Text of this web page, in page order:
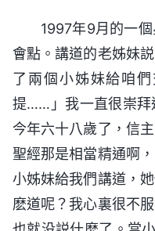
1997年9月的一
會點。講道的老姊妹
了兩個小姊妹給咱
提……」我一直很崇拜
今年六十八歲了，信
聖經那是相當精通啊
小姊妹給我們講道，
麽道呢？我心裏很不